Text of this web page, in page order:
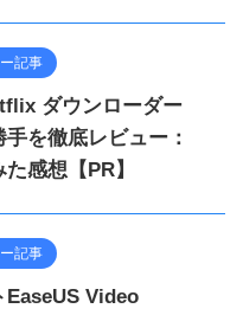
記事
ダウンローダー
を徹底レビュー：
感想【PR】
記事
EaseUS Video